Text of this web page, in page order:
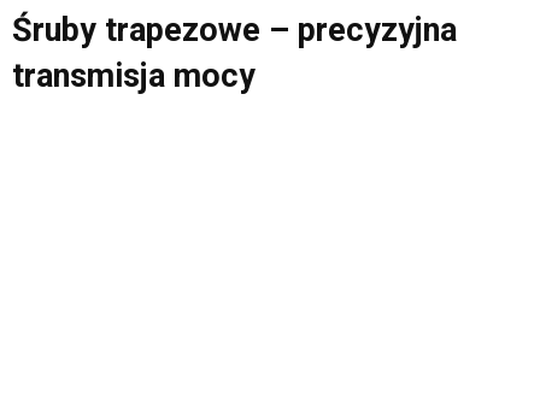
Śruby trapezowe – precyzyjna
transmisja mocy